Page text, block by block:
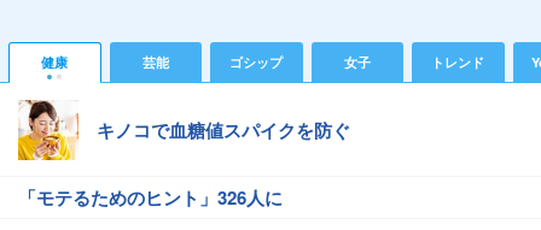
健康 芸能 ゴシップ 女子 トレンド
キノコで血糖値スパイクを防ぐ
「モテるためのヒント」326人に